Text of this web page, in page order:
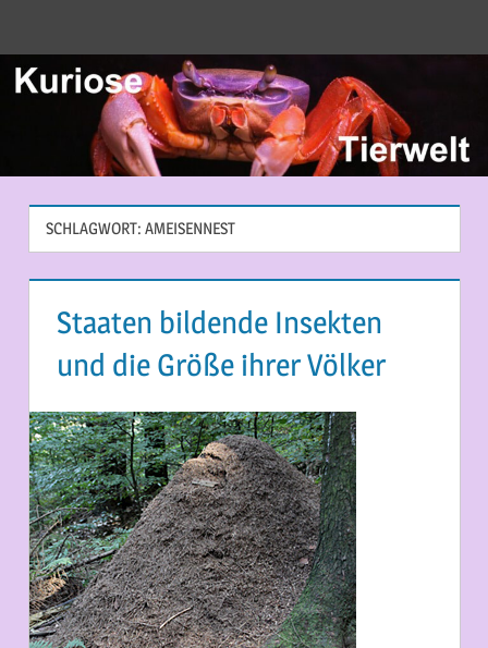
SCHLAGWORT: AMEISENNEST
Staaten bildende Insekten
und die Größe ihrer Völker